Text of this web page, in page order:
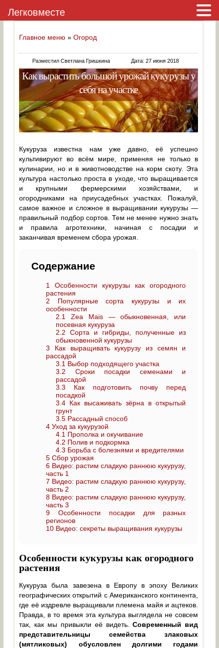
Главное меню »Огород
Разместил Светлана Гришкина Дата: 27 июня 2018
Как вырастить большой урожай кукурузы у
себя на участке
Кукуруза известна нам уже давно, её успешно
культивируют во всём мире, применяя не только в
кулинарии, но и в животноводстве на корм скоту. Эта
культура настолько проста в уходе, что выращивается
и крупными фермерскими хозяйствами, и
огородниками на приусадебных участках. Пожалуй,
самое важное и сложное в выращивании кукурузы —
правильный подбор сортов. Тем не менее нужно знать
и правила агротехники, начиная с посадки и
заканчивая временем сбора урожая.
Содержание
1
Особенности кукурузы как огородного
растения
2 Популярные сорта кукурузы и их
особенности
2.1
Zea Mais — обыкновенная, или
посевная кукуруза
2.2 Сорта и гибриды, полученные из
обыкновенной кукурузы
3 Как выращивать кукурузу из семян и
рассадой
3.1 Выбор подходящего участка
3.2 Сроки посадки семенами и
рассадой
3.3 Как подготовить почву перед
посадкой
3.4 Как высаживать зёрна в открытый
грунт
3.5 Рассадный способ
4 Уход за кукурузой
4.1 Прополка и окучивание
4.2 Полив и подкормка
4.3 Борьба с болезнями и вредителями
5 Сбор урожая
6 Видео: растим сладкую раннюю кукурузу,
часть 1
7 Видео: растим сладкую раннюю кукурузу,
часть 2
8 Видео: растим сладкую раннюю кукурузу,
часть 3
9 Особенности посадки для разных
регионов
10 Видео: секреты выращивания кукурузы
Особенности кукурузы как огородного
растения
Кукуруза была завезена в Европу в эпоху Великих
географических открытий с Американского континента,
где её издревле выращивали племена майя и ацтеков.
Правда, в то время эта культура выглядела не совсем
так, как мы привыкли её видеть.Современный вид
представительницы семейства злаковых
(мятликовых) обусловлен долгими годами
Легковместе